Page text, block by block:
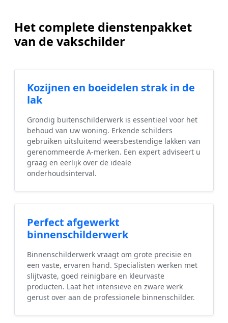
Het complete dienstenpakket
van de vakschilder
Kozijnen en boeidelen strak in de
lak
Grondig buitenschilderwerk is essentieel voor het
behoud van uw woning. Erkende schilders
gebruiken uitsluitend weersbestendige lakken van
gerenommeerde A-merken. Een expert adviseert u
graag en eerlijk over de ideale
onderhoudsinterval.
Perfect afgewerkt
binnenschilderwerk
Binnenschilderwerk vraagt om grote precisie en
een vaste, ervaren hand. Specialisten werken met
slijtvaste, goed reinigbare en kleurvaste
producten. Laat het intensieve en zware werk
gerust over aan de professionele binnenschilder.